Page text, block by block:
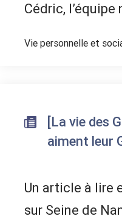
Cédric, l’équipe
Vie personnelle et
[La vie des
aiment leur
Un article à lire
sur Seine de